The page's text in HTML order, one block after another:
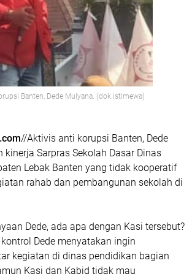
Banten, Dede Mulyana. (dok.istimewa)
//Aktivis anti korupsi Banten, Dede
kinerja Sarpras Sekolah Dasar Dinas
Lebak Banten yang tidak kooperatif
rahab dan pembangunan sekolah di
Dede, ada apa dengan Kasi tersebut?
Dede menyatakan ingin
kegiatan di dinas pendidikan bagian
Kasi dan Kabid tidak mau